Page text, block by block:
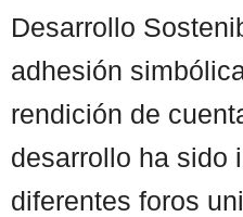
Desarrollo
adhesión
rendición de
desarrollo ha sido
diferentes foros